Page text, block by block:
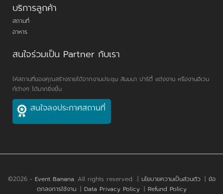
บริการลูกค้า
สถานที่
อาหาร
สนใจร่วมเป็น Partner กับเรา
ให้สถานที่ของคุณสร้างรายได้จากงานประชุม สัมมนา ปาร์ตี้ แต่งงาน หรืองานอีเวน
ท์ต่างๆ ได้มากยิ่งขึ้น
สนใจลงประกาศสถานที่
©2026 - Event Banana. All rights reserved. | นโยบายความเป็นส่วนตัว | ข้อ
ตกลงการใช้งาน | Data Privacy Policy | Refund Policy